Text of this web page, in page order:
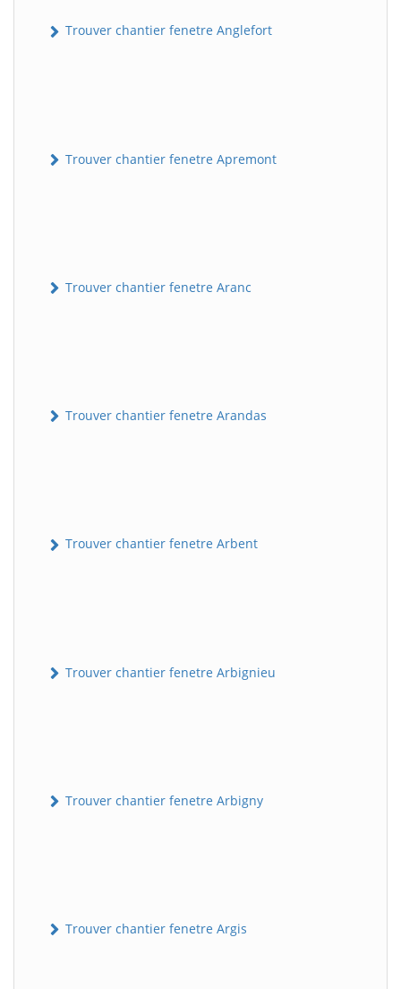
Trouver chantier fenetre Anglefort
Trouver chantier fenetre Apremont
Trouver chantier fenetre Aranc
Trouver chantier fenetre Arandas
Trouver chantier fenetre Arbent
Trouver chantier fenetre Arbignieu
Trouver chantier fenetre Arbigny
Trouver chantier fenetre Argis